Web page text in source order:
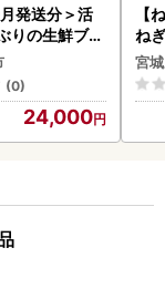
発送分＞活
りの生鮮ブリ
前後）_
(0)
24,000
【
ね
宮